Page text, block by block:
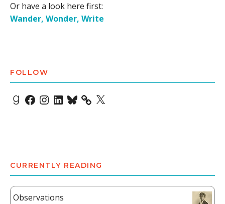
Or have a look here first:
Wander, Wonder, Write
FOLLOW
Goodreads
Facebook
Instagram
LinkedIn
Bluesky X
CURRENTLY READING
Observations